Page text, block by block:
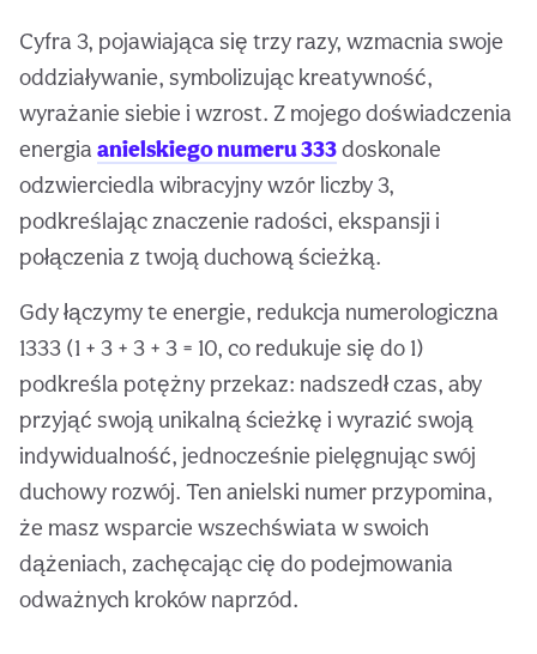
Cyfra 3, pojawiająca się trzy razy, wzmacnia swoje
oddziaływanie, symbolizując kreatywność,
wyrażanie siebie i wzrost. Z mojego doświadczenia
energia anielskiego numeru 333doskonale
odzwierciedla wibracyjny wzór liczby 3,
podkreślając znaczenie radości, ekspansji i
połączenia z twoją duchową ścieżką.
Gdy łączymy te energie, redukcja numerologiczna
1333 (1 + 3 + 3 + 3 = 10, co redukuje się do 1)
podkreśla potężny przekaz: nadszedł czas, aby
przyjąć swoją unikalną ścieżkę i wyrazić swoją
indywidualność, jednocześnie pielęgnując swój
duchowy rozwój. Ten anielski numer przypomina,
że masz wsparcie wszechświata w swoich
dążeniach, zachęcając cię do podejmowania
odważnych kroków naprzód.